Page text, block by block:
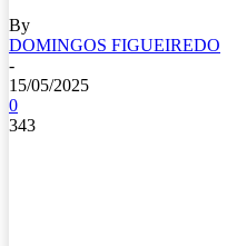
By
DOMINGOS FIGUEIREDO
-
15/05/2025
0
343